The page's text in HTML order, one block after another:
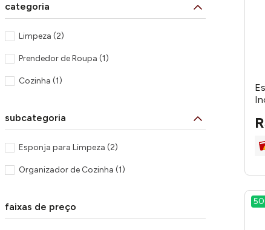
categoria
Limpeza (2)
Prendedor de Roupa (1)
Cozinha (1)
subcategoria
Esponja para Limpeza (2)
Organizador de Cozinha (1)
faixas de preço